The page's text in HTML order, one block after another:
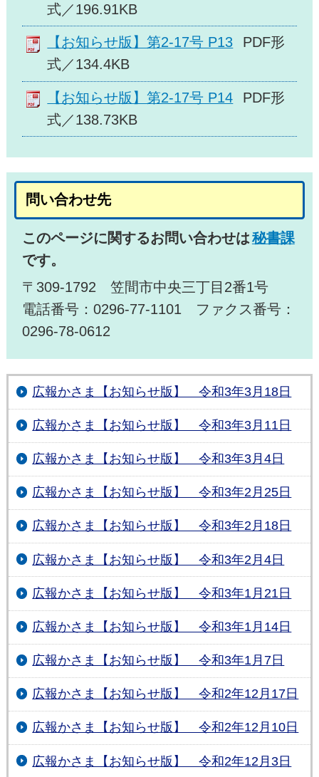
式／196.91KB
【お知らせ版】第2-17号 P13
PDF形
式／134.4KB
【お知らせ版】第2-17号 P14
PDF形
式／138.73KB
問い合わせ先
このページに関するお問い合わせは秘書課
です。
〒309-1792 笠間市中央三丁目2番1号
電話番号：0296-77-1101 ファクス番号：
0296-78-0612
広報かさま【お知らせ版】 令和3年3月18日
広報かさま【お知らせ版】 令和3年3月11日
広報かさま【お知らせ版】 令和3年3月4日
広報かさま【お知らせ版】 令和3年2月25日
広報かさま【お知らせ版】 令和3年2月18日
広報かさま【お知らせ版】 令和3年2月4日
広報かさま【お知らせ版】 令和3年1月21日
広報かさま【お知らせ版】 令和3年1月14日
広報かさま【お知らせ版】 令和3年1月7日
広報かさま【お知らせ版】 令和2年12月17日
広報かさま【お知らせ版】 令和2年12月10日
広報かさま【お知らせ版】 令和2年12月3日